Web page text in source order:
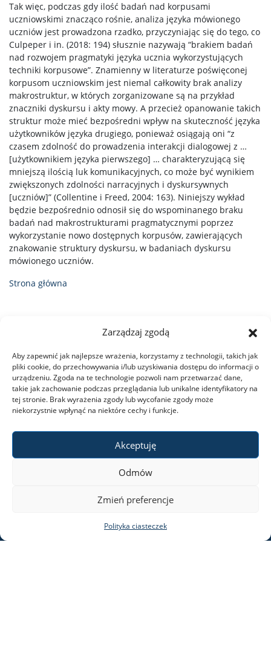
Zarządzaj zgodą
Aby zapewnić jak najlepsze wrażenia, korzystamy z technologii, takich jak
pliki cookie, do przechowywania i/lub uzyskiwania dostępu do informacji o
urządzeniu. Zgoda na te technologie pozwoli nam przetwarzać dane,
takie jak zachowanie podczas przeglądania lub unikalne identyfikatory na
tej stronie. Brak wyrażenia zgody lub wycofanie zgody może
niekorzystnie wpłynąć na niektóre cechy i funkcje.
Akceptuję
Odmów
Zmień preferencje
Polityka ciasteczek
Tak więc, podczas gdy ilość badań nad korpusami
uczniowskimi znacząco rośnie, analiza języka mówionego
uczniów jest prowadzona rzadko, przyczyniając się do tego, co
Culpeper i in. (2018: 194) słusznie nazywają “brakiem badań
nad rozwojem pragmatyki języka ucznia wykorzystujących
techniki korpusowe”. Znamienny w literaturze poświęconej
korpusom uczniowskim jest niemal całkowity brak analizy
makrostruktur, w których zorganizowane są na przykład
znaczniki dyskursu i akty mowy. A przecież opanowanie takich
struktur może mieć bezpośredni wpływ na skuteczność języka
użytkowników języka drugiego, ponieważ osiągają oni “z
czasem zdolność do prowadzenia interakcji dialogowej z …
[użytkownikiem języka pierwszego] … charakteryzującą się
mniejszą ilością luk komunikacyjnych, co może być wynikiem
zwiększonych zdolności narracyjnych i dyskursywnych
[uczniów]” (Collentine i Freed, 2004: 163). Niniejszy wykład
będzie bezpośrednio odnosił się do wspominanego braku
badań nad makrostrukturami pragmatycznymi poprzez
wykorzystanie nowo dostępnych korpusów, zawierających
znakowanie struktury dyskursu, w badaniach dyskursu
mówionego uczniów.
Strona główna